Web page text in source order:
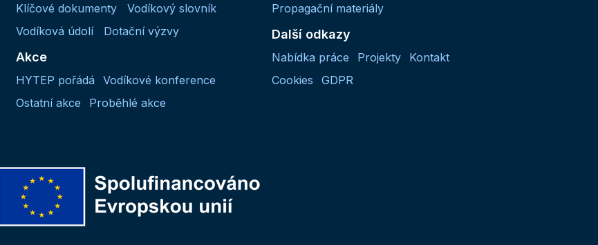
Klíčové dokumenty
Vodíkový slovník
Vodíková údolí
Dotační výzvy
Akce
HYTEP pořádá
Vodíkové konference
Ostatní akce
Proběhlé akce
Propagační materiály
Další odkazy
Nabídka práce Projekty
Kontakt
Cookies
GDPR